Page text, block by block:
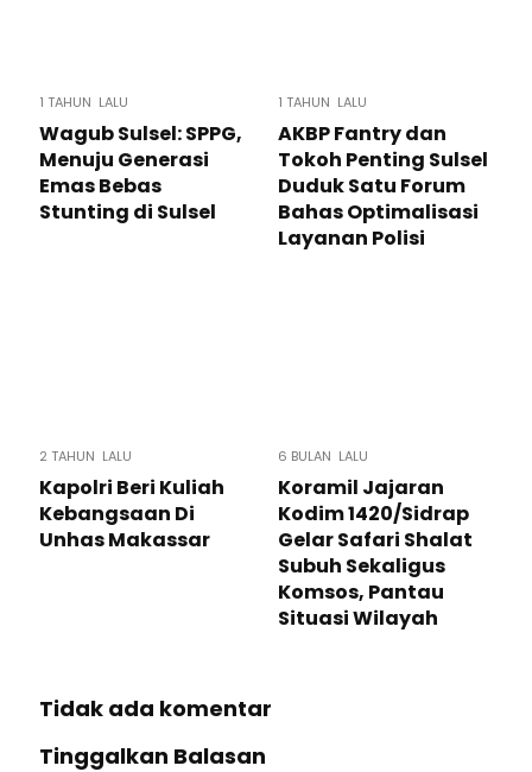
1 TAHUN LALU
Wagub Sulsel: SPPG,
Menuju Generasi
Emas Bebas
Stunting di Sulsel
1 TAHUN LALU
AKBP Fantry dan
Tokoh Penting Sulsel
Duduk Satu Forum
Bahas Optimalisasi
Layanan Polisi
2 TAHUN LALU
Kapolri Beri Kuliah
Kebangsaan Di
Unhas Makassar
6 BULAN LALU
Koramil Jajaran
Kodim 1420/Sidrap
Gelar Safari Shalat
Subuh Sekaligus
Komsos, Pantau
Situasi Wilayah
Tidak ada komentar
Tinggalkan Balasan